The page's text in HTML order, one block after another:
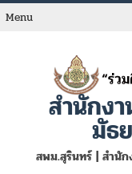
Skip
toMenu
สำนักง
มัธ
สพม.สุรินทร์ | สำนั